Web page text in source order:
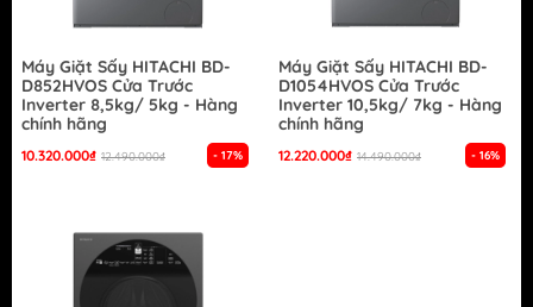
- 17%
Máy Giặt Sấy HITACHI BD-
D852HVOS Cửa Trước
Inverter 8,5kg/ 5kg - Hàng
chính hãng
10.320.000₫ 12.490.000₫ - 16%
Máy Giặt Sấy HITACHI BD-
D1054HVOS Cửa Trước
Inverter 10,5kg/ 7kg - Hàng
chính hãng
12.220.000₫ 14.490.000₫